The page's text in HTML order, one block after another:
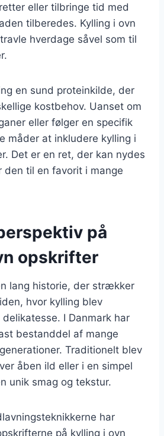
eller tilbringe tid med
tilberedes. Kylling i ovn
hverdage såvel som til
en sund proteinkilde, der
kostbehov. Uanset om
eller følger en specifik
måder at inkludere kylling i
Det er en ret, der kan nydes
den til en favorit i mange
på
opskrifter
lang historie, der strækker
hvor kylling blev
I Danmark har
bestanddel af mange
Traditionelt blev
åben ild eller i en simpel
unik smag og tekstur.
har
på kylling i ovn